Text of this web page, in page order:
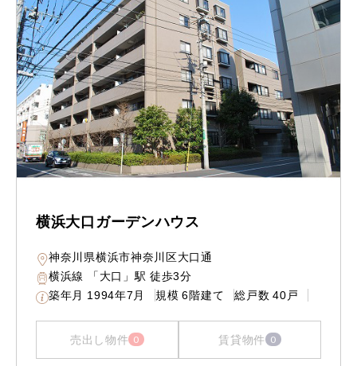
横浜大口ガーデンハウス
神奈川県横浜市神奈川区大口通
横浜線 「大口」駅 徒歩3分
築年月 1994年7月 規模 6階建て 総戸数 40戸
売出し物件 0 賃貸物件 0